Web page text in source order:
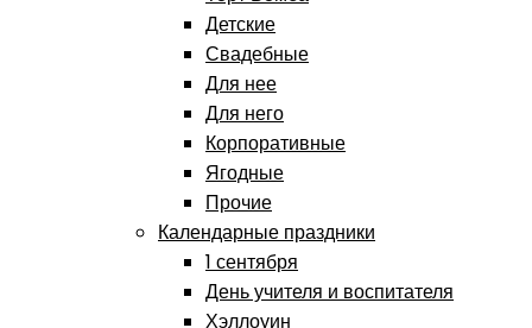
Детские
Свадебные
Для нее
Для него
Корпоративные
Ягодные
Прочие
Календарные праздники
1 сентября
День учителя и воспитателя
Хэллоуин